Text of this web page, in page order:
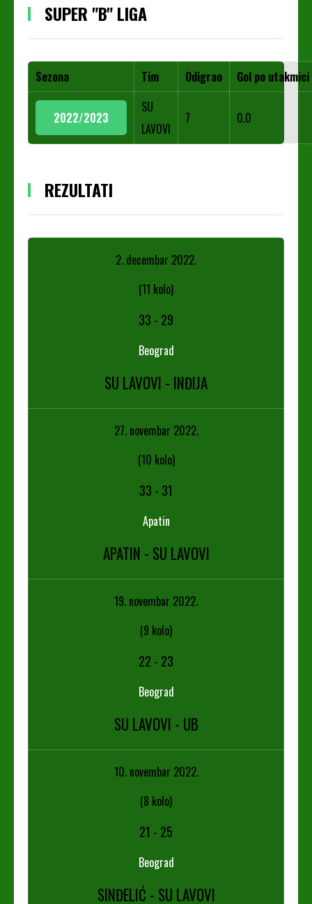
SUPER "B" LIGA
Sezona Tim Odigrao Gol po utakmici
2022/2023
SU
LAVOVI
7 0.0
REZULTATI
2. decembar 2022.
(11 kolo)
33 - 29
Beograd
SU LAVOVI - INĐIJA
27. novembar 2022.
(10 kolo)
33 - 31
Apatin
APATIN - SU LAVOVI
19. novembar 2022.
(9 kolo)
22 - 23
Beograd
SU LAVOVI - UB
10. novembar 2022.
(8 kolo)
21 - 25
Beograd
SINĐELIĆ - SU LAVOVI